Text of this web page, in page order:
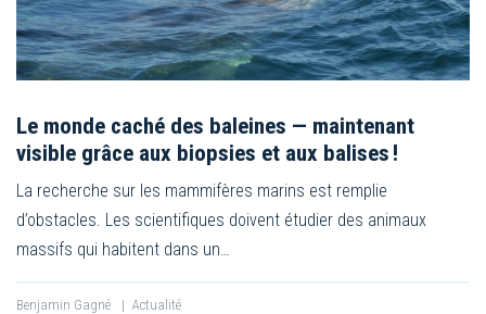
Le monde caché des baleines — maintenant
visible grâce aux biopsies et aux balises !
La recherche sur les mammifères marins est remplie
d’obstacles. Les scientifiques doivent étudier des animaux
massifs qui habitent dans un…
Benjamin Gagné | Actualité